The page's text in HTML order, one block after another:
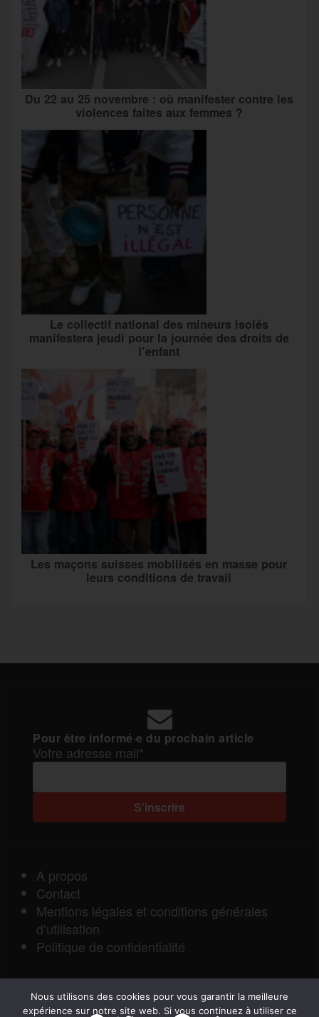
Du 22 au 25 novembre : où manifester contre les
violences faites aux femmes ?
Le collectif national des mineurs isolés
manifestera jeudi pour la journée des droits de
l’enfant
Les maçons suisses mobilisés en masse pour
leurs conditions de travail
Pour être informé·e du prochain article
Votre adresse mail*
A propos
Contact
Mentions légales et conditions générales
d’utilisation
Politique de confidentialité
Nous utilisons des cookies pour vous garantir la meilleure
expérience sur notre site web. Si vous continuez à utiliser ce